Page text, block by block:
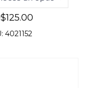
125.00
4021152